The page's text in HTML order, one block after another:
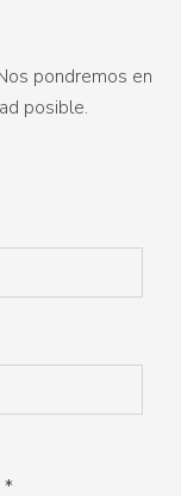
pondremos en
posible.
*